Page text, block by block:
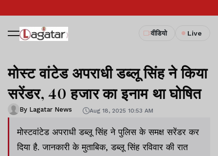
वीडियो Live
मोस्ट वांटेड अपराधी डब्लू सिंह ने किया
सरेंडर, 40 हजार का इनाम था घोषित
By Lagatar News Aug 18, 2025 10:53 AM
मोस्टवांटेड अपराधी डब्लू सिंह ने पुलिस के समक्ष सरेंडर कर
दिया है. जानकारी के मुताबिक, डब्लू सिंह रविवार की रात